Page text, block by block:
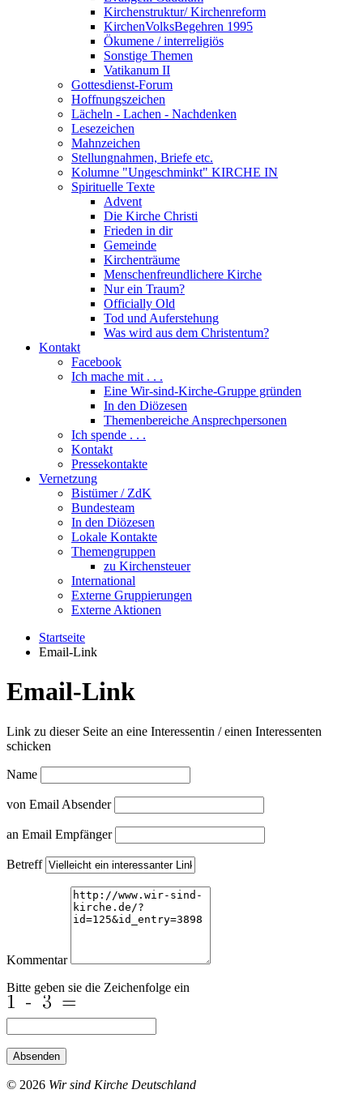
Kirchenstruktur/ Kirchenreform
KirchenVolksBegehren 1995
Ökumene / interreligiös
Sonstige Themen
Vatikanum II
Gottesdienst-Forum
Hoffnungszeichen
Lächeln - Lachen - Nachdenken
Lesezeichen
Mahnzeichen
Stellungnahmen, Briefe etc.
Kolumne "Ungeschminkt" KIRCHE IN
Spirituelle Texte
Advent
Die Kirche Christi
Frieden in dir
Gemeinde
Kirchenträume
Menschenfreundlichere Kirche
Nur ein Traum?
Officially Old
Tod und Auferstehung
Was wird aus dem Christentum?
Kontakt
Facebook
Ich mache mit . . .
Eine Wir-sind-Kirche-Gruppe gründen
In den Diözesen
Themenbereiche Ansprechpersonen
Ich spende . . .
Kontakt
Pressekontakte
Vernetzung
Bistümer / ZdK
Bundesteam
In den Diözesen
Lokale Kontakte
Themengruppen
zu Kirchensteuer
International
Externe Gruppierungen
Externe Aktionen
Startseite
Email-Link
Email-Link
Link zu dieser Seite an eine Interessentin / einen Interessenten
schicken
Name
von Email Absender
an Email Empfänger
Betreff
Kommentar
Bitte geben sie die Zeichenfolge ein
Absenden
© 2026 Wir sind Kirche Deutschland